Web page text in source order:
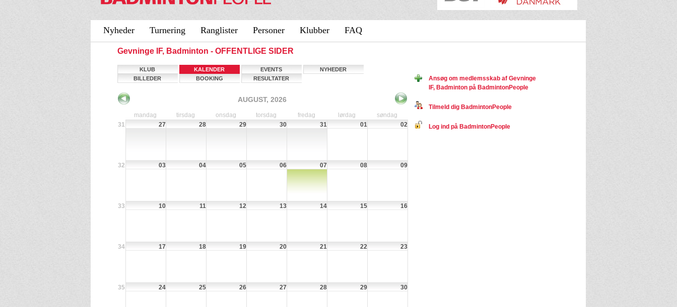
Nyheder Turnering Ranglister Personer Klubber FAQ
Gevninge IF, Badminton - OFFENTLIGE SIDER
KLUB KALENDER EVENTS
NYHEDER
BILLEDER
BOOKING RESULTATER
AUGUST, 2026
mandag tirsdag onsdag torsdag fredag lørdag
søndag
31
27 28 29 30 31 01 02
32 03 04 05 06 07 08 09
33 10 11 12 13 14 15 16
34 17 18 19 20 21 22 23
35 24 25 26 27 28 29 30
Ansøg om medlemsskab af Gevninge
IF, Badminton på BadmintonPeople
Tilmeld dig BadmintonPeople
Log ind på BadmintonPeople